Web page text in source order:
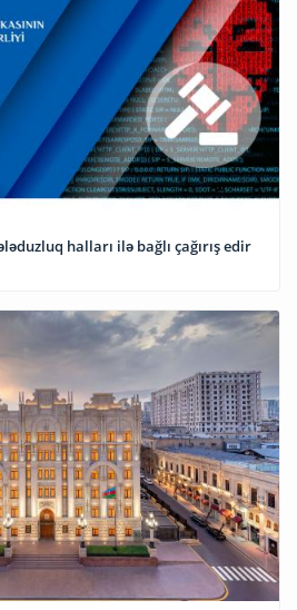
halları ilə bağlı çağırış edir